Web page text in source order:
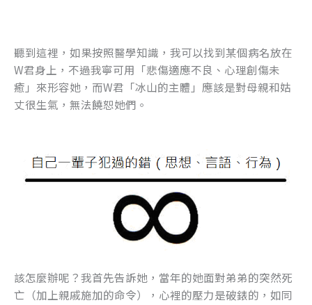
聽到這裡，如果按照醫學知識，我可以找到某個病名放在
W君身上，不過我寧可用「悲傷適應不良、心理創傷未
癒」來形容她，而W君「冰山的主體」應該是對母親和姑
丈很生氣，無法饒恕她們。
該怎麼辦呢？我首先告訴她，當年的她面對弟弟的突然死
亡（加上親戚施加的命令），心裡的壓力是破錶的，如同